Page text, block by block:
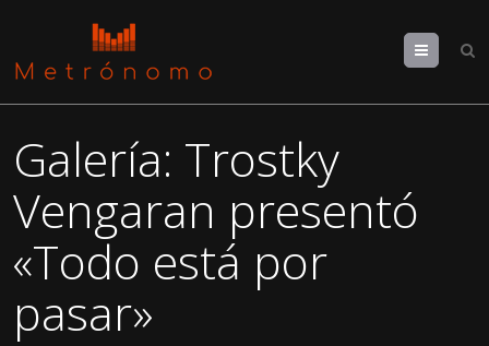
Menu
Galería: Trostky
Vengaran presentó
«Todo está por
pasar»